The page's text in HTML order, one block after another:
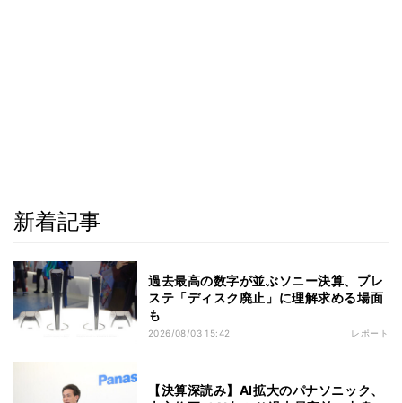
新着記事
過去最高の数字が並ぶソニー決算、プレ
ステ「ディスク廃止」に理解求める場面
も
2026/08/03 15:42 レポート
【決算深読み】AI拡大のパナソニック、